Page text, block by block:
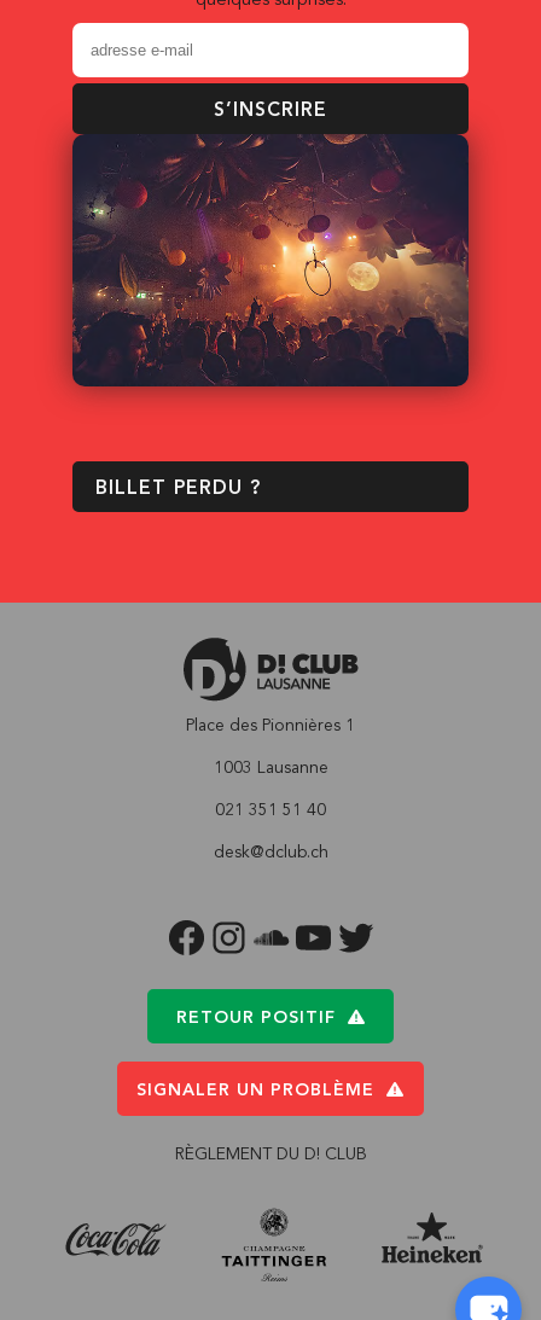
S’INSCRIRE
BILLET PERDU ?
Place des Pionnières 1
1003 Lausanne
021 351 51 40
desk@dclub.ch
FACEBOOKINSTAGRAM
SOUNDCLOUD
YOUTUBETWITTER
RETOUR POSITIF
SIGNALER UN PROBLÈME
RÈGLEMENT DU D! CLUB